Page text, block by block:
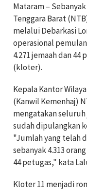
Mataram –
Tenggara Barat
melalui Debarkasi
operasional
4.271 jemaah dan
(kloter).
Kepala Kantor
(Kanwil Kemenhaj)
mengatakan
sudah dipulangkan
"Jumlah yang telah
sebanyak 4.313
44 petugas," kata
Kloter 11 menjadi